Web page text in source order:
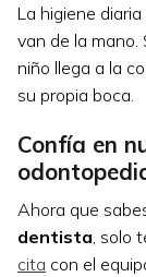
La higiene
van de la mano.
niño llega a la
su propia boca.
Confía en
Ahora que
dentista , solo
cita con el